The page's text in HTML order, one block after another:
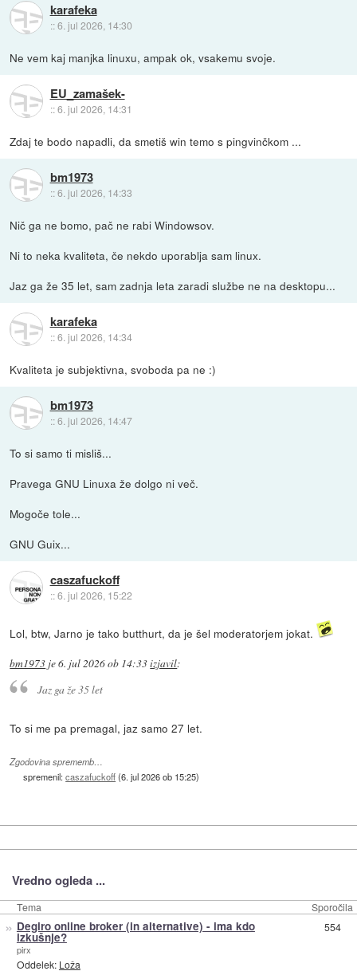
karafeka
::6. jul 2026, 14:30
Ne vem kaj manjka linuxu, ampak ok, vsakemu svoje.
EU_zamašek-
::6. jul 2026, 14:31
Zdaj te bodo napadli, da smetiš win temo s pingvinčkom ...
bm1973
::6. jul 2026, 14:33
Nič ga ne bomo, pač ne rabi Windowsov.
Ni to neka kvaliteta, če nekdo uporablja sam linux.
Jaz ga že 35 let, sam zadnja leta zaradi službe ne na desktopu...
karafeka
::6. jul 2026, 14:34
Kvaliteta je subjektivna, svoboda pa ne :)
bm1973
::6. jul 2026, 14:47
To si samo ti misliš...
Pravega GNU Linuxa že dolgo ni več.
Mogoče tole...
GNU Guix...
caszafuckoff
::6. jul 2026, 15:22
Lol, btw, Jarno je tako butthurt, da je šel moderatorjem jokat.
bm1973 je6. jul 2026 ob 14:33izjavil:
Jaz ga že 35 let
To si me pa premagal, jaz samo 27 let.
Zgodovina sprememb…
spremenil:caszafuckoff(6. jul 2026 ob 15:25)
Vredno ogleda ...
Tema Sporočila
» Degiro online broker (in alternative) - ima kdo
izkušnje?
pirx
Oddelek: Loža
554